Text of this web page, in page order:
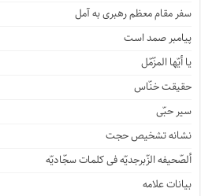
سفر مقام معظم رهبری به آمل
پیامبر صمد است
یا أیّها المزّمّل
حقیقت خنّاس
سیر حبّی
نشانه تشخیص حجت
ألصّحیفه الزّبرجدیّه فی کلمات سجّادیّه
بیانات علامه